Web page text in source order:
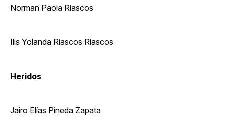
Norman Paola Riascos
Ilis Yolanda Riascos Riascos
Heridos
Jairo Elías Pineda Zapata